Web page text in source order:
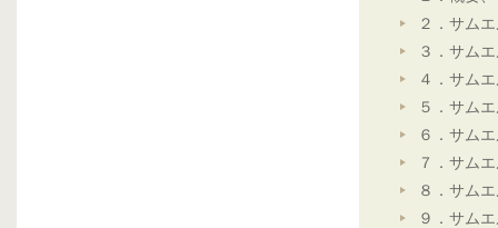
２．サム
３．サム
４．サム
５．サム
６．サム
７．サム
８．サム
９．サム